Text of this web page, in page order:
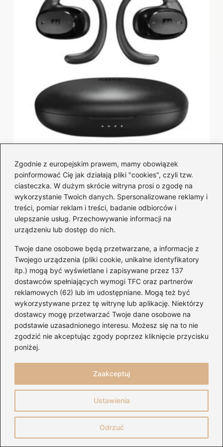
Zgodnie z europejskim prawem, mamy obowiązek
poinformować Cię jak działają pliki "cookies", czyli tzw.
ciasteczka. W dużym skrócie witryna prosi o zgodę na
wykorzystanie Twoich danych. Spersonalizowane reklamy i
treści, pomiar reklam i treści, badanie odbiorców i
ulepszanie usług. Przechowywanie informacji na
urządzeniu lub dostęp do nich.
Twoje dane osobowe będą przetwarzane, a informacje z
Twojego urządzenia (pliki cookie, unikalne identyfikatory
itp.) mogą być wyświetlane i zapisywane przez 137
dostawców spełniających wymogi TFC oraz partnerów
reklamowych (62) lub im udostępniane. Mogą też być
wykorzystywane przez tę witrynę lub aplikację. Niektórzy
dostawcy mogę przetwarzać Twoje dane osobowe na
podstawie uzasadnionego interesu. Możesz się na to nie
zgodzić nie akceptując zgody poprzez kliknięcie przycisku
poniżej.
Ustawienia
Odrzuć
Zaakceptuj
Dlaczego słuchawki nie łączą się z
telefonem — sprawdź możliwe przyczyny
Ile naprawdę zapłacisz za wzmacniacz
do gitary elektrycznej? Ceny i praktyczne
porady zakupowe